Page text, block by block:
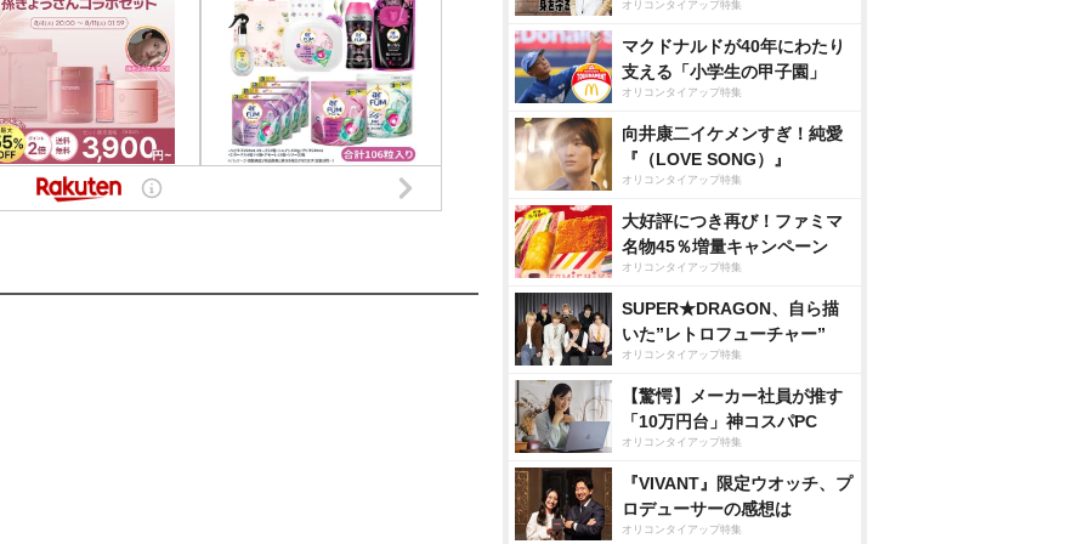
オリコンタイアップ特集
マクドナルドが40年にわたり
支える「小学生の甲子園」
オリコンタイアップ特集
向井康二イケメンすぎ！純愛
『（LOVE SONG）』
オリコンタイアップ特集
大好評につき再び！ファミマ
名物45％増量キャンペーン
オリコンタイアップ特集
SUPER★DRAGON、自ら描
いた”レトロフューチャー”
オリコンタイアップ特集
【驚愕】メーカー社員が推す
「10万円台」神コスパPC
オリコンタイアップ特集
『VIVANT』限定ウオッチ、プ
ロデューサーの感想は
オリコンタイアップ特集